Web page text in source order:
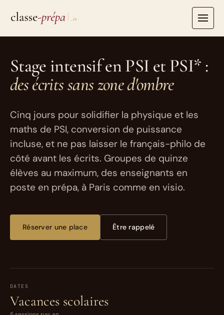
contenu
Stage intensif en PSI et PSI* :
des écrits sans zone d'ombre
Cinq jours pour solidifier la physique et les
maths de PSI, conversion de puissance
incluse, et ne pas laisser le français-philo de
côté avant les écrits. Groupes de quinze
élèves au maximum, des enseignants en
poste en prépa, à Paris comme en visio.
Réserver une place Être rappelé
DATES
Vacances scolaires